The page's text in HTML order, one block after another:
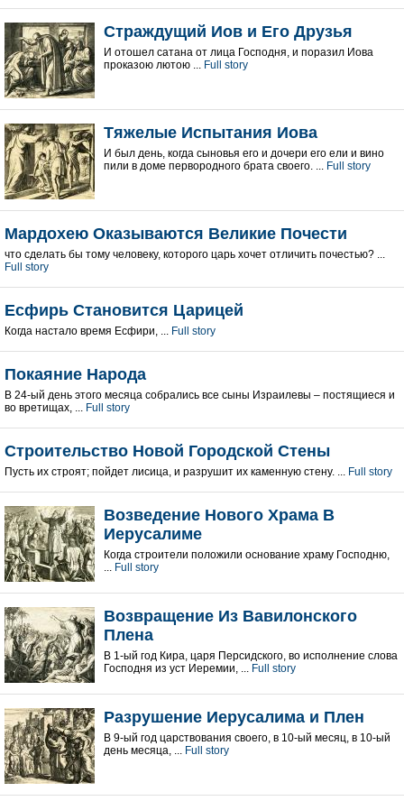
Страждущий Иов и Его Друзья
И отошел сатана от лица Господня, и поразил Иова
проказою лютою ... Full story
Тяжелые Испытания Иова
И был день, когда сыновья его и дочери его ели и вино
пили в доме первородного брата своего. ... Full story
Мардохею Оказываются Великие Почести
что сделать бы тому человеку, которого царь хочет отличить почестью? ...
Full story
Есфирь Становится Царицей
Когда настало время Есфири, ... Full story
Покаяние Народа
В 24-ый день этого месяца собрались все сыны Израилевы – постящиеся и
во вретищах, ... Full story
Строительство Новой Городской Стены
Пусть их строят; пойдет лисица, и разрушит их каменную стену. ... Full story
Возведение Нового Храма В
Иерусалиме
Когда строители положили основание храму Господню,
... Full story
Возвращение Из Вавилонского
Плена
В 1-ый год Кира, царя Персидского, во исполнение слова
Господня из уст Иеремии, ... Full story
Разрушение Иерусалима и Плен
В 9-ый год царствования своего, в 10-ый месяц, в 10-ый
день месяца, ... Full story